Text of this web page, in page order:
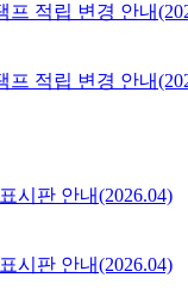
프 적립 변경 안내
프 적립 변경 안내
시판 안내(2026.04)
시판 안내(2026.04)